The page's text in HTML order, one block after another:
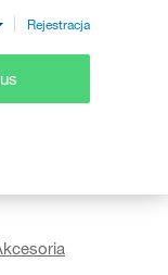
Rejestracja